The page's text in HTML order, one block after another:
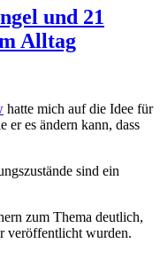
und 21
Alltag
hatte mich auf die Idee für
er es ändern kann, dass
sind ein
zum Thema deutlich,
veröffentlicht wurden.